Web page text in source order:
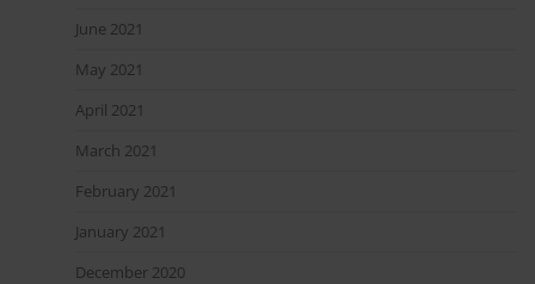
June 2021
May 2021
April 2021
March 2021
February 2021
January 2021
December 2020